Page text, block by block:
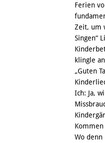
Ferien
Zeit, um
Singen“
klingle
„Guten
Ich: Ja,
Wo denn